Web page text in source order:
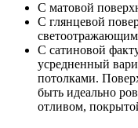
С матовой
С глянцевой
С сатиновой
усредненный
потолками.
быть идеально
отливом,